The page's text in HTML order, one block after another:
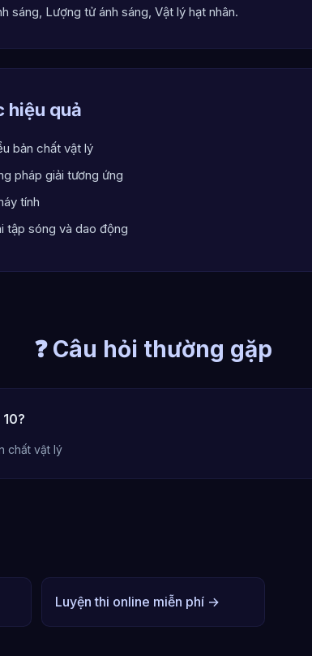
sáng, Lượng tử ánh sáng, Vật lý hạt nhân.
hiệu quả
bản chất vật lý
pháp giải tương ứng
tính
tập sóng và dao động
❓ Câu hỏi thường gặp
chất vật lý
Luyện thi online miễn phí →